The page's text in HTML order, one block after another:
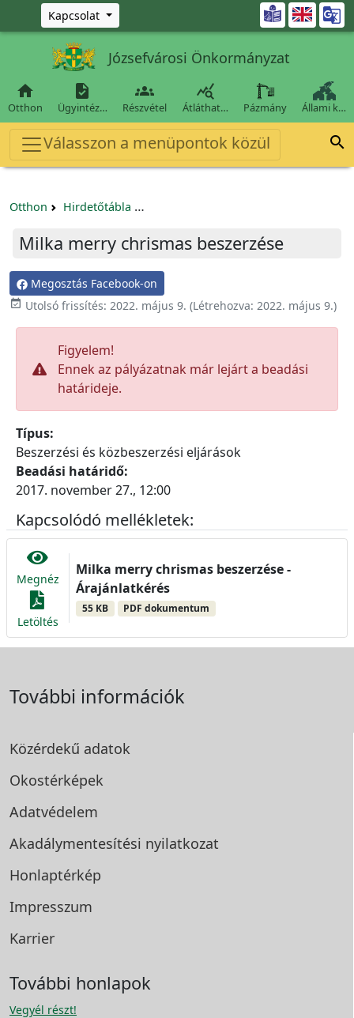
Ugrás a fő tartalomra
Kapcsolat 
Józsefvárosi Önkormányzat

Otthon

Ügyintéz…

Részvétel

Átláthat… Pázmány Állami k…
Válasszon a menüpontok közül 
Otthon Hirdetőtábla
Milka merry chrismas beszerzése
Megosztás Facebook-on
 Utolsó frissítés: 2022. május 9. (Létrehozva: 2022. május 9.)
Figyelem!
Ennek az pályázatnak már lejárt a beadási
határideje.
Típus:
Beszerzési és közbeszerzési eljárások
Beadási határidő:
2017. november 27., 12:00
Kapcsolódó mellékletek:
Megnéz
Letöltés
Milka merry chrismas beszerzése -
Árajánlatkérés
55 KB PDF dokumentum
További információk
Közérdekű adatok
Okostérképek
Adatvédelem
Akadálymentesítési nyilatkozat
Honlaptérkép
Impresszum
Karrier
További honlapok
Vegyél részt!